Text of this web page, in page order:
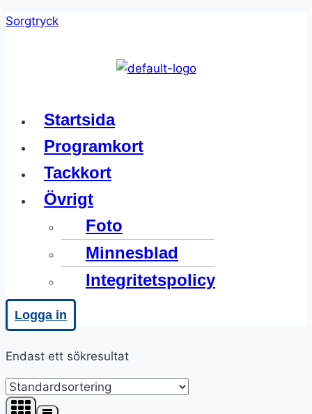
Skip
Sorgtryck
Startsida
Programkort
Tackkort
Övrigt
Foto
Minnesblad
Integritetspolicy
Logga in
Endast ett sökresultat